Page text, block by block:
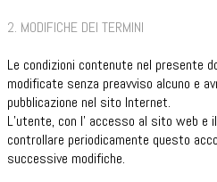
2. MODIFICHE DEI TERMINI
Le condizioni contenute nel presente
modificate senza preavviso alcuno e
pubblicazione nel sito Internet.
L’utente, con l’ accesso al sito web e
controllare periodicamente questo
successive modifiche.